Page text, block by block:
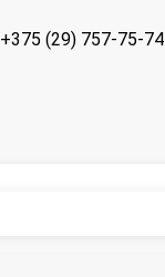
+375 (29) 757-75-74